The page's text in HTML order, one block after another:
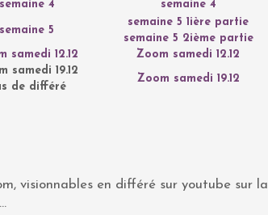
semaine 4 semaine 4
semaine 5
semaine 5 1ière partie
semaine 5 2ième partie
samedi 12.12
Zoom samedi 12.12
samedi 19.12
de différé
Zoom samedi 19.12
visionnables en différé sur youtube sur la